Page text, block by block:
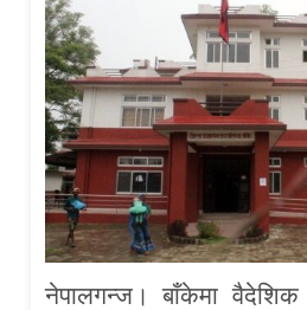
नेपालगन्ज। बाँकेमा वैदेशिक